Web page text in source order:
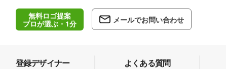
無料ロゴ提案
プロが選ぶ・1分
メールでお問い合わせ
登録デザイナー よくある質問